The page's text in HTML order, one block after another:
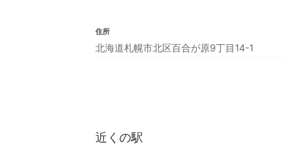
住所
北海道札幌市北区百合が原9丁目14-1
近くの駅